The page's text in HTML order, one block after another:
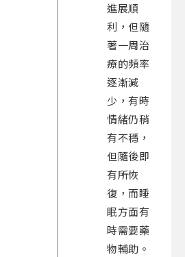
進展順
利，但隨
著一周治
療的頻率
逐漸減
少，有時
情緒仍稍
有不穩，
但隨後即
有所恢
復，而睡
眠方面有
時需要藥
物輔助。